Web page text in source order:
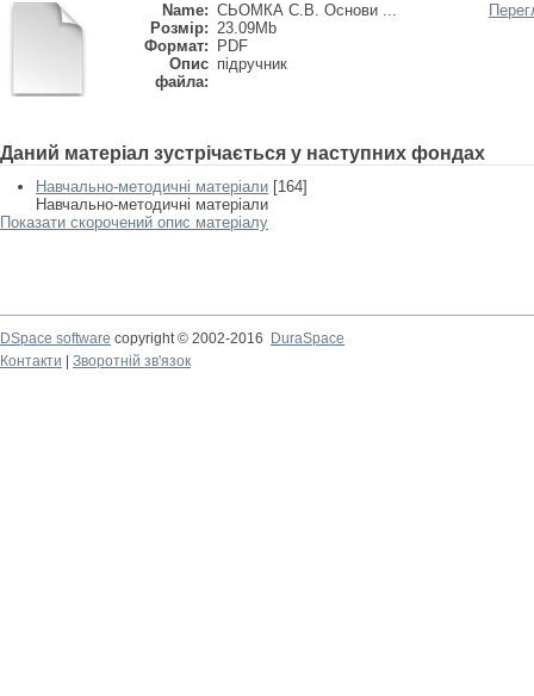
Name: СЬОМКА С.В. Основи ...
Розмір: 23.09Mb
Формат:
PDF
Опис
файла:
підручник
Даний матеріал зустрічається у наступних фондах
Навчально-методичні матеріали [164]
Навчально-методичні матеріали
Показати скорочений опис матеріалу
DSpace software copyright © 2002-2016
DuraSpace
Контакти
Зворотній зв'язок